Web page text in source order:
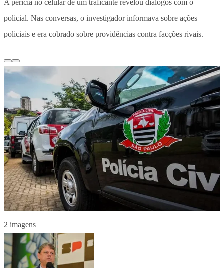
A perícia no celular de um traficante revelou diálogos com o
policial. Nas conversas, o investigador informava sobre ações
policiais e era cobrado sobre providências contra facções rivais.
2 imagens